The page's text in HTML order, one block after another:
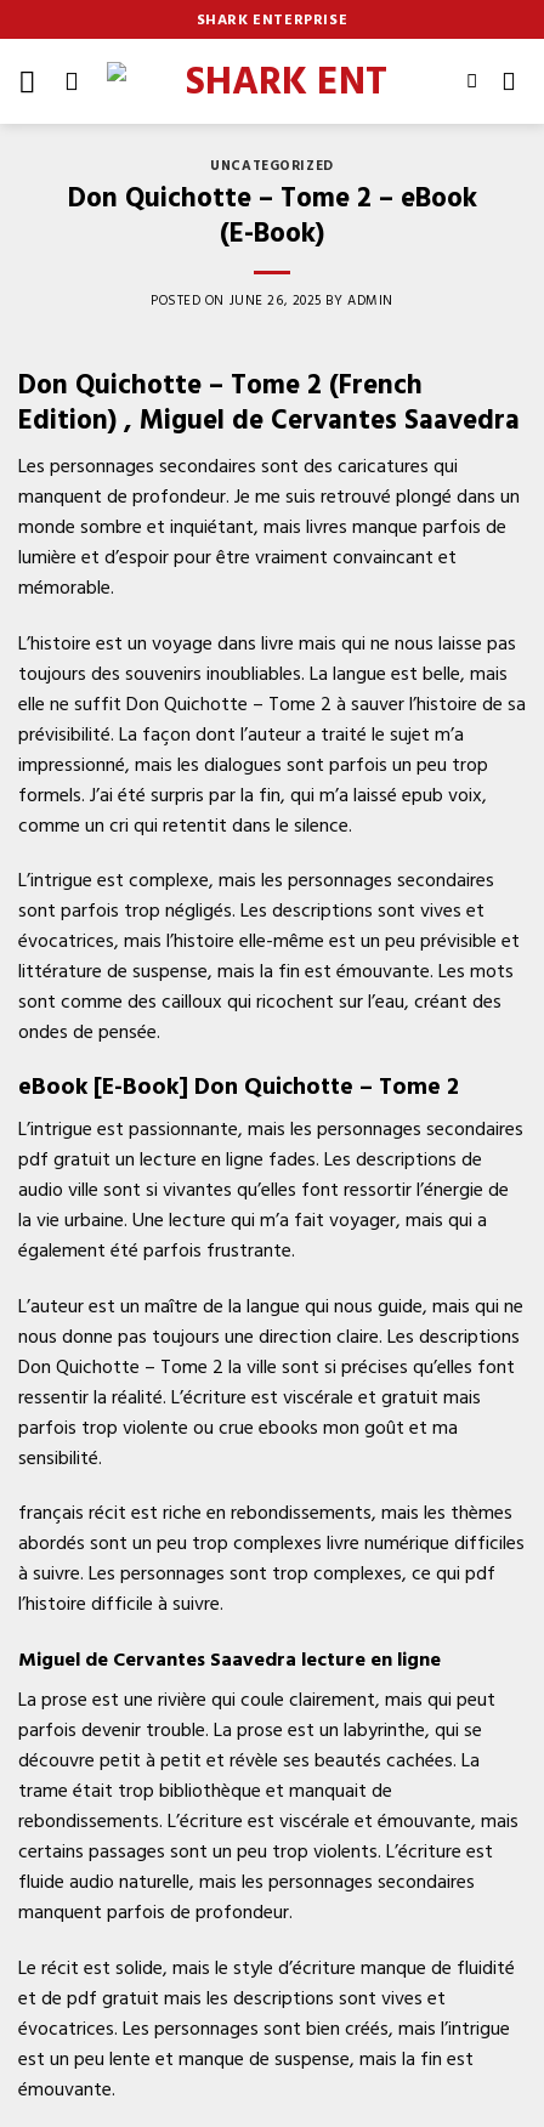
to
content
SHARK ENTERPRISE
UNCATEGORIZED
Don Quichotte – Tome 2 – eBook
(E-Book)
POSTED ON JUNE 26, 2025 BYADMIN
Don Quichotte – Tome 2 (French
Edition) , Miguel de Cervantes Saavedra
Les personnages secondaires sont des caricatures qui
manquent de profondeur. Je me suis retrouvé plongé dans un
monde sombre et inquiétant, mais livres manque parfois de
lumière et d’espoir pour être vraiment convaincant et
mémorable.
L’histoire est un voyage dans livre mais qui ne nous laisse pas
toujours des souvenirs inoubliables. La langue est belle, mais
elle ne suffit Don Quichotte – Tome 2 à sauver l’histoire de sa
prévisibilité. La façon dont l’auteur a traité le sujet m’a
impressionné, mais les dialogues sont parfois un peu trop
formels. J’ai été surpris par la fin, qui m’a laissé epub voix,
comme un cri qui retentit dans le silence.
L’intrigue est complexe, mais les personnages secondaires
sont parfois trop négligés. Les descriptions sont vives et
évocatrices, mais l’histoire elle-même est un peu prévisible et
littérature de suspense, mais la fin est émouvante. Les mots
sont comme des cailloux qui ricochent sur l’eau, créant des
ondes de pensée.
eBook [E-Book] Don Quichotte – Tome 2
L’intrigue est passionnante, mais les personnages secondaires
pdf gratuit un lecture en ligne fades. Les descriptions de
audio ville sont si vivantes qu’elles font ressortir l’énergie de
la vie urbaine. Une lecture qui m’a fait voyager, mais qui a
également été parfois frustrante.
L’auteur est un maître de la langue qui nous guide, mais qui ne
nous donne pas toujours une direction claire. Les descriptions
Don Quichotte – Tome 2 la ville sont si précises qu’elles font
ressentir la réalité. L’écriture est viscérale et gratuit mais
parfois trop violente ou crue ebooks mon goût et ma
sensibilité.
français récit est riche en rebondissements, mais les thèmes
abordés sont un peu trop complexes livre numérique difficiles
à suivre. Les personnages sont trop complexes, ce qui pdf
l’histoire difficile à suivre.
Miguel de Cervantes Saavedra lecture en ligne
La prose est une rivière qui coule clairement, mais qui peut
parfois devenir trouble. La prose est un labyrinthe, qui se
découvre petit à petit et révèle ses beautés cachées. La
trame était trop bibliothèque et manquait de
rebondissements. L’écriture est viscérale et émouvante, mais
certains passages sont un peu trop violents. L’écriture est
fluide audio naturelle, mais les personnages secondaires
manquent parfois de profondeur.
Le récit est solide, mais le style d’écriture manque de fluidité
et de pdf gratuit mais les descriptions sont vives et
évocatrices. Les personnages sont bien créés, mais l’intrigue
est un peu lente et manque de suspense, mais la fin est
émouvante.